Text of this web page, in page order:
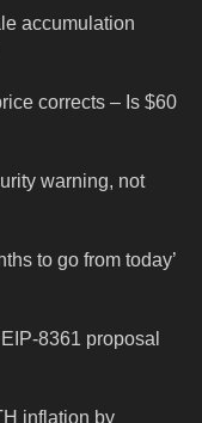
accumulation
corrects – Is $60
warning, not
to go from today’
8361 proposal
inflation by